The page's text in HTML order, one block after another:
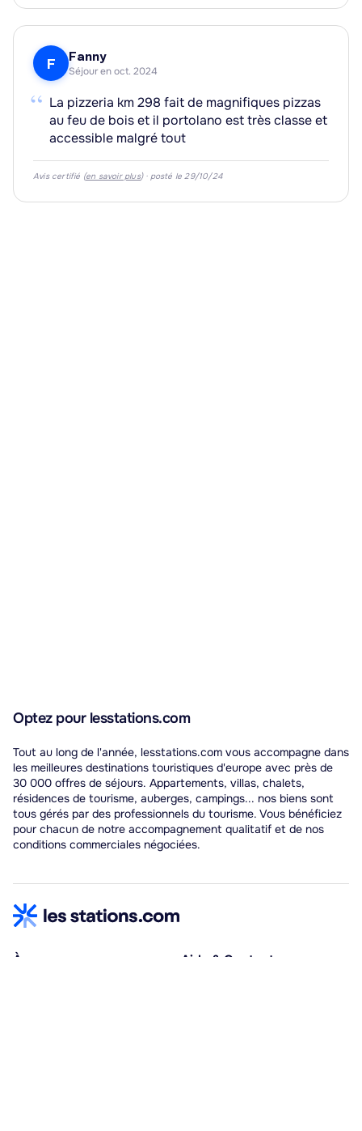
F Fanny
Séjour en oct. 2024
“ La pizzeria km 298 fait de magnifiques pizzas
au feu de bois et il portolano est très classe et
accessible malgré tout
Avis certifié (en savoir plus) · posté le 29/10/24
Optez pour lesstations.com
Tout au long de l'année, lesstations.com vous accompagne dans
les meilleures destinations touristiques d'europe avec près de
30 000 offres de séjours. Appartements, villas, chalets,
résidences de tourisme, auberges, campings... nos biens sont
tous gérés par des professionnels du tourisme. Vous bénéficiez
pour chacun de notre accompagnement qualitatif et de nos
conditions commerciales négociées.
À propos Aide & Contact